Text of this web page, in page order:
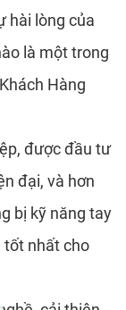
hài lòng của
là một trong
Hàng
được đầu tư
đại, và hơn
bị kỹ năng tay
tốt nhất cho